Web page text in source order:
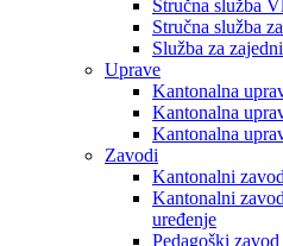
Stručna služba
Stručna služba
Služba za
Uprave
Kantonalna
Kantonalna
Kantonalna
Zavodi
Kantonalni
Kantonalni
uređenje
Pedagoški zavod